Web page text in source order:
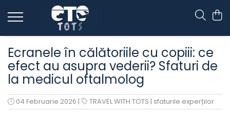
CĂRUCIOARE & SCAUNE AUTO
cărucioare YOYO
cărucioare NUNA
scaune auto pentru avion
Ecranele în călătoriile cu copiii: ce
efect au asupra vederii? Sfaturi de
la medicul oftalmolog
04 Februarie 2026 | TRAVEL WITH TOTS | sfaturile experților